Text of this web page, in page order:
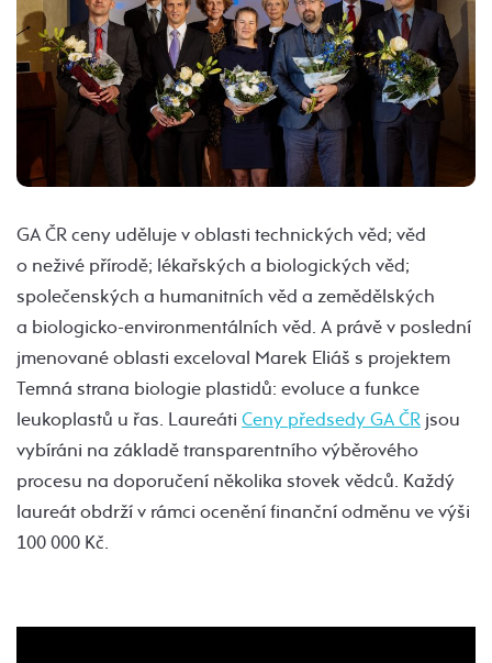
GA ČR ceny uděluje v oblasti technických věd; věd
o neživé přírodě; lékařských a biologických věd;
společenských a humanitních věd a zemědělských
a biologicko-environmentálních věd. A právě v poslední
jmenované oblasti exceloval Marek Eliáš s projektem
Temná strana biologie plastidů: evoluce a funkce
leukoplastů u řas. Laureáti Ceny předsedy GA ČR jsou
vybíráni na základě transparentního výběrového
procesu na doporučení několika stovek vědců. Každý
laureát obdrží v rámci ocenění finanční odměnu ve výši
100 000 Kč.